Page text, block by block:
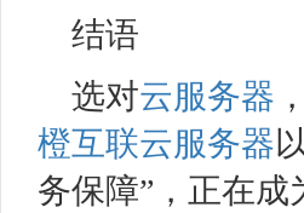
结语
选对云服务器
橙互联云服务器
务保障”，正在